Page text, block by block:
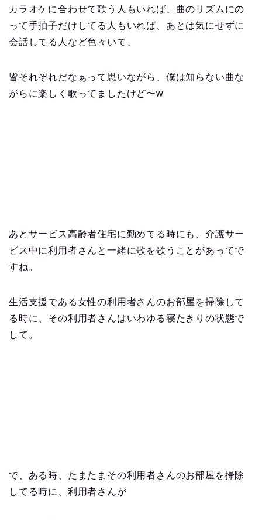
カラオケに合わせて歌う人もいれば、曲のリズムにの
って手拍子だけしてる人もいれば、あとは気にせずに
会話してる人など色々いて、
皆それぞれだなぁって思いながら、僕は知らない曲な
がらに楽しく歌ってましたけど〜w
あとサービス高齢者住宅に勤めてる時にも、介護サー
ビス中に利用者さんと一緒に歌を歌うことがあってで
すね。
生活支援である女性の利用者さんのお部屋を掃除して
る時に、その利用者さんはいわゆる寝たきりの状態で
して。
で、ある時、たまたまその利用者さんのお部屋を掃除
してる時に、利用者さんが